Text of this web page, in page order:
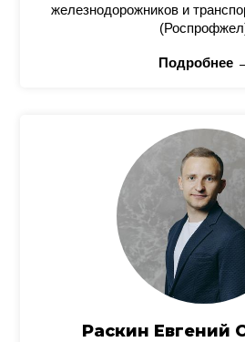
железнодорожников и
Подробнее
Раскин Евгений